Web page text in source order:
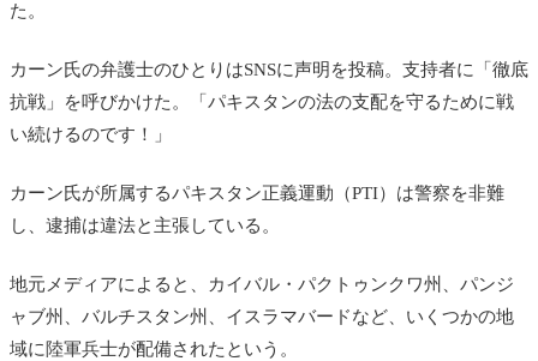
た。
カーン氏の弁護士のひとりはSNSに声明を投稿。支持者に「徹底
抗戦」を呼びかけた。「パキスタンの法の支配を守るために戦
い続けるのです！」
カーン氏が所属するパキスタン正義運動（PTI）は警察を非難
し、逮捕は違法と主張している。
地元メディアによると、カイバル・パクトゥンクワ州、パンジ
ャブ州、バルチスタン州、イスラマバードなど、いくつかの地
域に陸軍兵士が配備されたという。